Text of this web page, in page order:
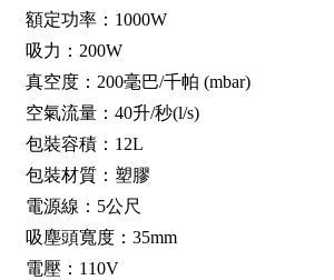
額定功率：1000W
吸力：200W
真空度：200毫巴/千帕 (mbar)
空氣流量：40升/秒(l/s)
包裝容積：12L
包裝材質：塑膠
電源線：5公尺
吸塵頭寬度：35mm
電壓：110V